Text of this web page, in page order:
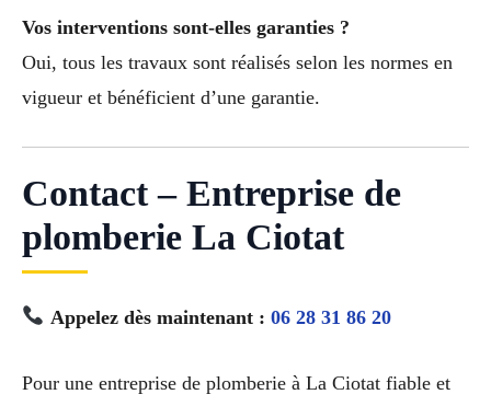
Vos interventions sont-elles garanties ?
Oui, tous les travaux sont réalisés selon les normes en
vigueur et bénéficient d’une garantie.
Contact – Entreprise de
plomberie La Ciotat
Appelez dès maintenant : 06 28 31 86 20
Pour une entreprise de plomberie à La Ciotat fiable et